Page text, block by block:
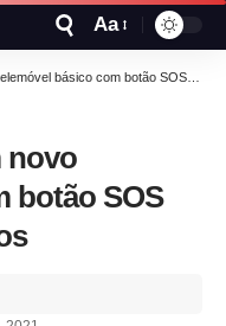
Aa
com botão SOS por menos de 25 euros
novo
botão SOS